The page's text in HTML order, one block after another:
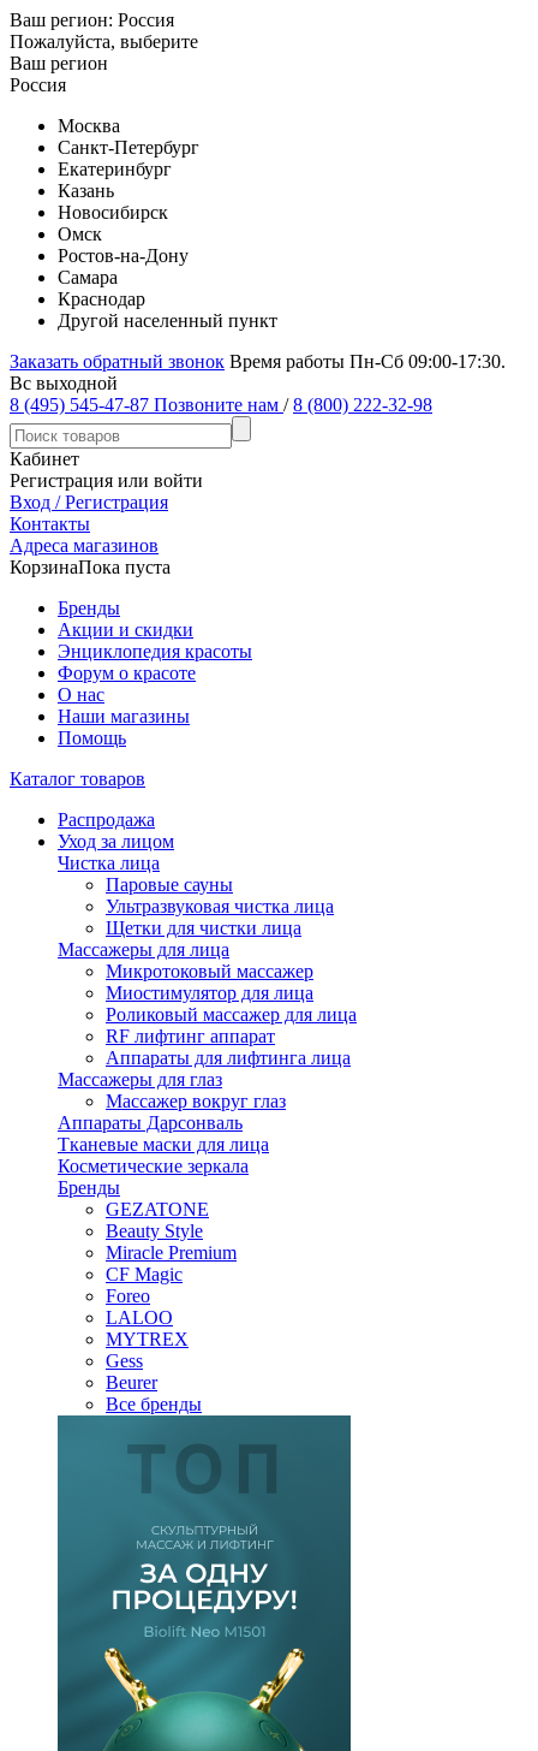
Ваш регион: Россия
Пожалуйста, выберите
Ваш регион
Россия
Москва
Санкт-Петербург
Екатеринбург
Казань
Новосибирск
Омск
Ростов-на-Дону
Самара
Краснодар
Другой населенный пункт
Заказать обратный звонок Время работы Пн-Сб 09:00-17:30.
Вс выходной
8 (495) 545-47-87 Позвоните нам / 8 (800) 222-32-98
Кабинет
Регистрация или войти
Вход / Регистрация
Контакты
Адреса магазинов
КорзинаПока пуста
Бренды
Акции и скидки
Энциклопедия красоты
Форум о красоте
О нас
Наши магазины
Помощь
Каталог товаров
Распродажа
Уход за лицом
Чистка лица
Паровые сауны
Ультразвуковая чистка лица
Щетки для чистки лица
Массажеры для лица
Микротоковый массажер
Миостимулятор для лица
Роликовый массажер для лица
RF лифтинг аппарат
Аппараты для лифтинга лица
Массажеры для глаз
Массажер вокруг глаз
Аппараты Дарсонваль
Тканевые маски для лица
Косметические зеркала
Бренды
GEZATONE
Beauty Style
Miracle Premium
CF Magic
Foreo
LALOO
MYTREX
Gess
Beurer
Все бренды